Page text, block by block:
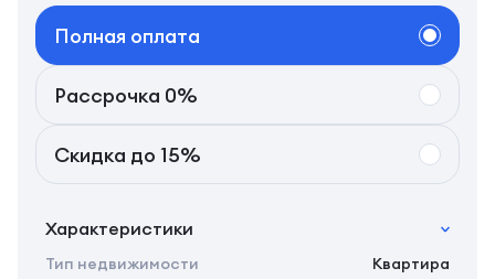
Полная оплата
Рассрочка 0%
Скидка до 15%
Характеристики
Тип недвижимости
Квартира